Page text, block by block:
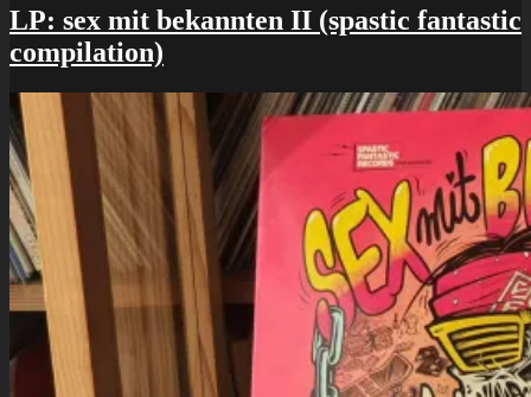
nein,
danke
weiß
nicht,
wo
LP: sex mit bekannten II (spastic fantastic
compilation)